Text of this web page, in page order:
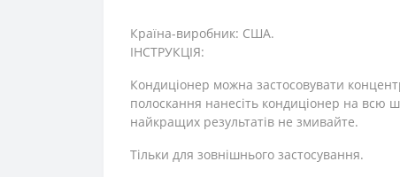
Країна-виробник: США.
ІНСТРУКЦІЯ:
Кондиціонер можна застосовувати
полоскання нанесіть кондиціонер на всю
найкращих результатів не змивайте.
Тільки для зовнішнього застосування.